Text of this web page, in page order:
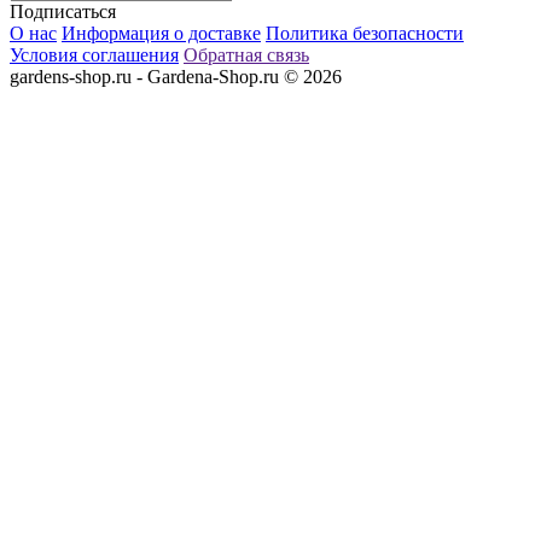
Подписаться
О нас Информация о доставке Политика безопасности
Условия соглашения Обратная связь
gardens-shop.ru - Gardena-Shop.ru © 2026